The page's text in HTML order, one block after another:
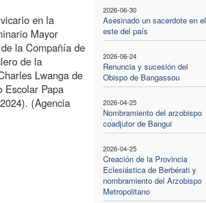
2026-06-30
Asesinado un sacerdote en el
este del país
2026-06-24
Renuncia y sucesión del
Obispo de Bangassou
2026-04-25
Nombramiento del arzobispo
coadjutor de Bangui
2026-04-25
Creación de la Provincia
Eclesiástica de Berbérati y
nombramiento del Arzobispo
Metropolitano
en la
Mayor
la Compañía de
de la
Lwanga de
Escolar Papa
(Agencia